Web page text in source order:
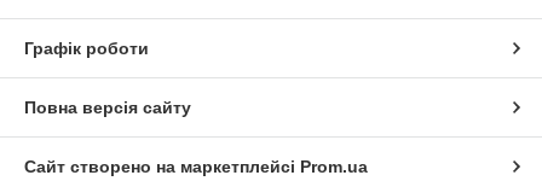
Графік роботи
Повна версія сайту
Сайт створено на маркетплейсі Prom.ua